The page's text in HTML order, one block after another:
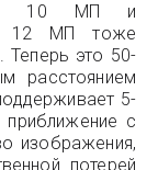
на 10 МП и
12 МП тоже
Теперь это 50-
расстоянием
5-
приближение с
изображения,
потерей